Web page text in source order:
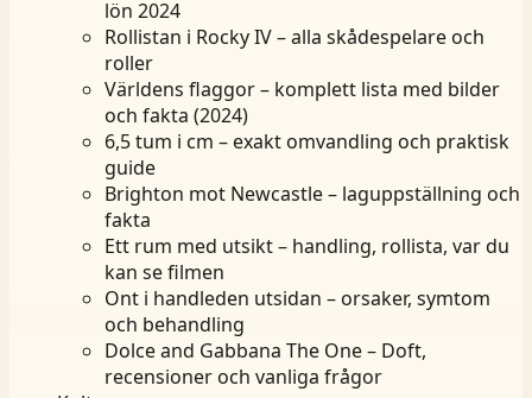
lön 2024
Rollistan i Rocky IV – alla skådespelare och
roller
Världens flaggor – komplett lista med bilder
och fakta (2024)
6,5 tum i cm – exakt omvandling och praktisk
guide
Brighton mot Newcastle – laguppställning och
fakta
Ett rum med utsikt – handling, rollista, var du
kan se filmen
Ont i handleden utsidan – orsaker, symtom
och behandling
Dolce and Gabbana The One – Doft,
recensioner och vanliga frågor